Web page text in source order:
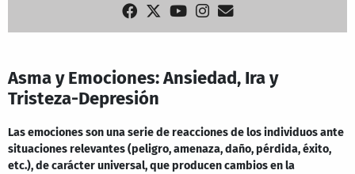
Asma y Emociones: Ansiedad, Ira y
Tristeza-Depresión
Las emociones son una serie de reacciones de los individuos ante
situaciones relevantes (peligro, amenaza, daño, pérdida, éxito,
etc.), de carácter universal, que producen cambios en la